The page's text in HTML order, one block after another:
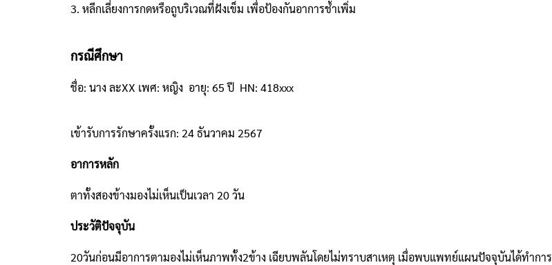
3. หลีกเลี่ยงการกดหรือถูบริเวณที่ฝังเข็ม เพื่อป้องกันอาการช้ำเพิ่ม
กรณีศึกษา
ชื่อ: นาง ละXX เพศ: หญิง อายุ: 65 ปี HN: 418xxx
เข้ารับการรักษาครั้งแรก: 24 ธันวาคม 2567
อาการหลัก
ตาทั้งสองข้างมองไม่เห็นเป็นเวลา 20 วัน
ประวัติปัจจุบัน
20วันก่อนมีอาการตามองไม่เห็นภาพทั้ง2ข้าง เฉียบพลันโดยไม่ทราบสาเหตุ เมื่อพบแพทย์แผนปัจจุบันได้ทำกา